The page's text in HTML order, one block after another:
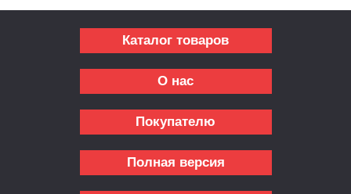
Каталог товаров
О нас
Покупателю
Полная версия